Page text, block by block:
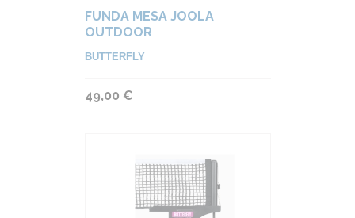
FUNDA MESA JOOLA
OUTDOOR
BUTTERFLY
49,00 €